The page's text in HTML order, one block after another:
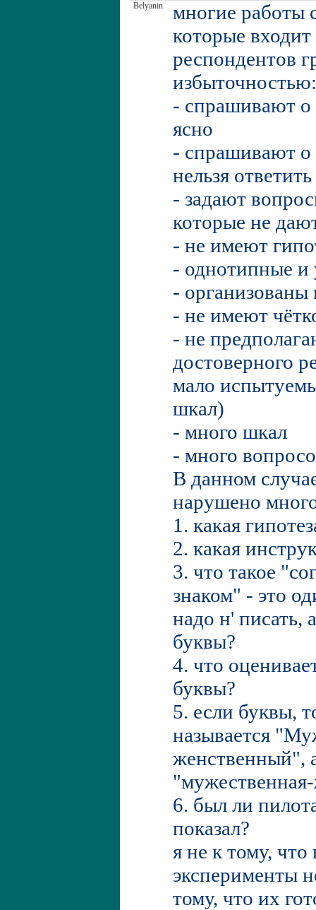
Belyanin
многие работы
которые
респондентов
избыточностью:
- спрашивают о
ясно
- спрашивают о
нельзя ответить
- задают
которые не
- не имеют
- однотипные и
- организованы
- не имеют
- не
достоверного
мало
шкал)
- много шкал
- много
В данном
нарушено
1. какая
2. какая
3. что такое
знаком" - это
надо н' писать,
буквы?
4. что
буквы?
5. если буквы,
называется
женственный",
6. был ли
показал?
я не к тому,
эксперименты
тому, что их